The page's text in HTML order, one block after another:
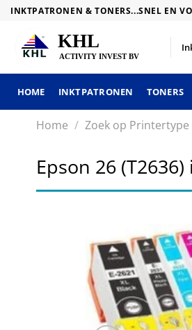
Skip
content
INKTPATRONEN & TONERS...SNEL EN
HOME INKTPATRONEN TONERS
Home / Zoek op Printertype
Epson 26